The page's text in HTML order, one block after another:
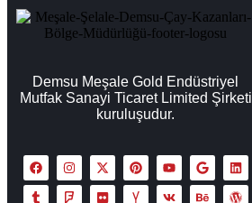
Demsu Meşale Gold Endüstriyel
Mutfak Sanayi Ticaret Limited Şirketi
kuruluşudur.